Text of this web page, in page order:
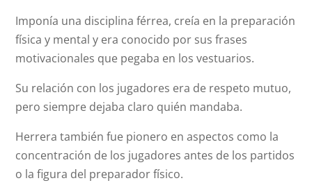
Imponía una disciplina férrea, creía en la preparación
física y mental y era conocido por sus frases
motivacionales que pegaba en los vestuarios.
Su relación con los jugadores era de respeto mutuo,
pero siempre dejaba claro quién mandaba.
Herrera también fue pionero en aspectos como la
concentración de los jugadores antes de los partidos
o la figura del preparador físico.